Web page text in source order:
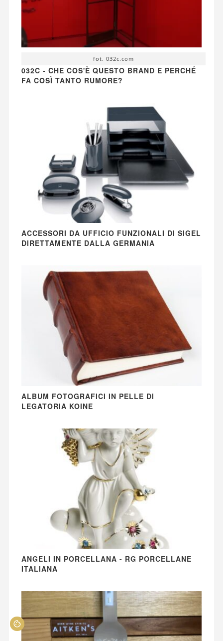
fot. 032c.com
032C - CHE COS'È QUESTO BRAND E PERCHÉ
FA COSÌ TANTO RUMORE?
ACCESSORI DA UFFICIO FUNZIONALI DI SIGEL
DIRETTAMENTE DALLA GERMANIA
ALBUM FOTOGRAFICI IN PELLE DI
LEGATORIA KOINE
ANGELI IN PORCELLANA - RG PORCELLANE
ITALIANA